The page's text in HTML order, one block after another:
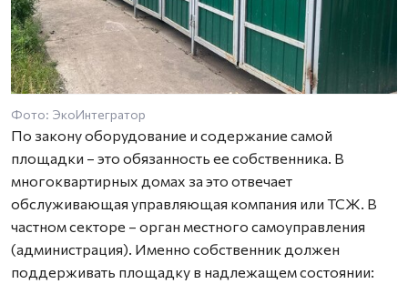
Фото: ЭкоИнтегратор
По закону оборудование и содержание самой
площадки – это обязанность ее собственника. В
многоквартирных домах за это отвечает
обслуживающая управляющая компания или ТСЖ. В
частном секторе – орган местного самоуправления
(администрация). Именно собственник должен
поддерживать площадку в надлежащем состоянии: